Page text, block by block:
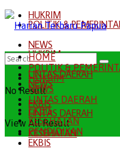
HUKRIM
NEWS
LINTAS DAERAH
EKBIS
KESEHATAN
POLITIK &
HUKRIM
NEWS
LINTAS DAERAH
EKBIS
No Result
View All Result
HOME
POLITIK &
HUKRIM
NEWS
LINTAS DAERAH
EKBIS
KESEHATAN
PENDIDIKAN